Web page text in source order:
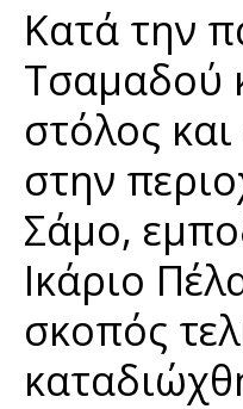
Κατά την
Τσαμαδού
στόλος
στην
Σάμο,
Ικάριο
σκοπός